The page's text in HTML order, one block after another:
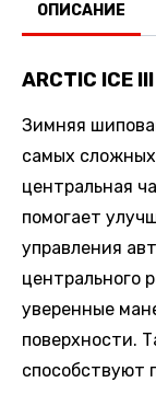
ОПИСАНИЕ
ARCTIC ICE III
Зимняя
самых
центральная
помогает
управления
центрального
уверенные
поверхности.
способствуют